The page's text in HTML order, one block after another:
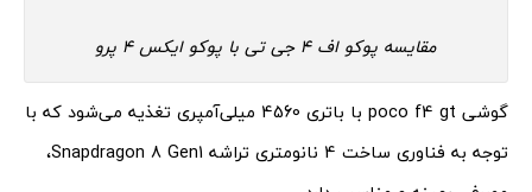
مقایسه پوکو اف 4 جی تی با پوکو ایکس 4 پرو
گوشی poco f4 gt با باتری 4560 میلی‌آمپری تغذیه می‌شود که با
توجه به فناوری ساخت 4 نانومتری تراشه Snapdragon 8 Gen1،